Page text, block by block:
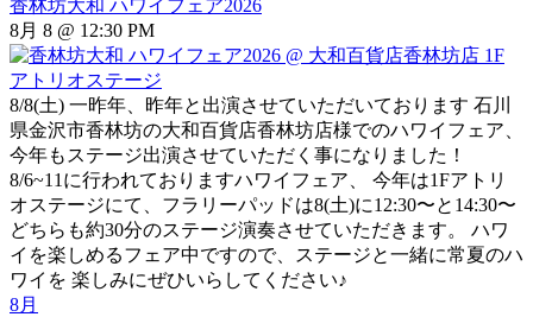
香林坊大和 ハワイフェア2026
8月 8 @ 12:30 PM
8/8(土) 一昨年、昨年と出演させていただいております 石川
県金沢市香林坊の大和百貨店香林坊店様でのハワイフェア、
今年もステージ出演させていただく事になりました！
8/6~11に行われておりますハワイフェア、 今年は1Fアトリ
オステージにて、フラリーパッドは8(土)に12:30〜と14:30〜
どちらも約30分のステージ演奏させていただきます。 ハワ
イを楽しめるフェア中ですので、ステージと一緒に常夏のハ
ワイを 楽しみにぜひいらしてください♪
8月